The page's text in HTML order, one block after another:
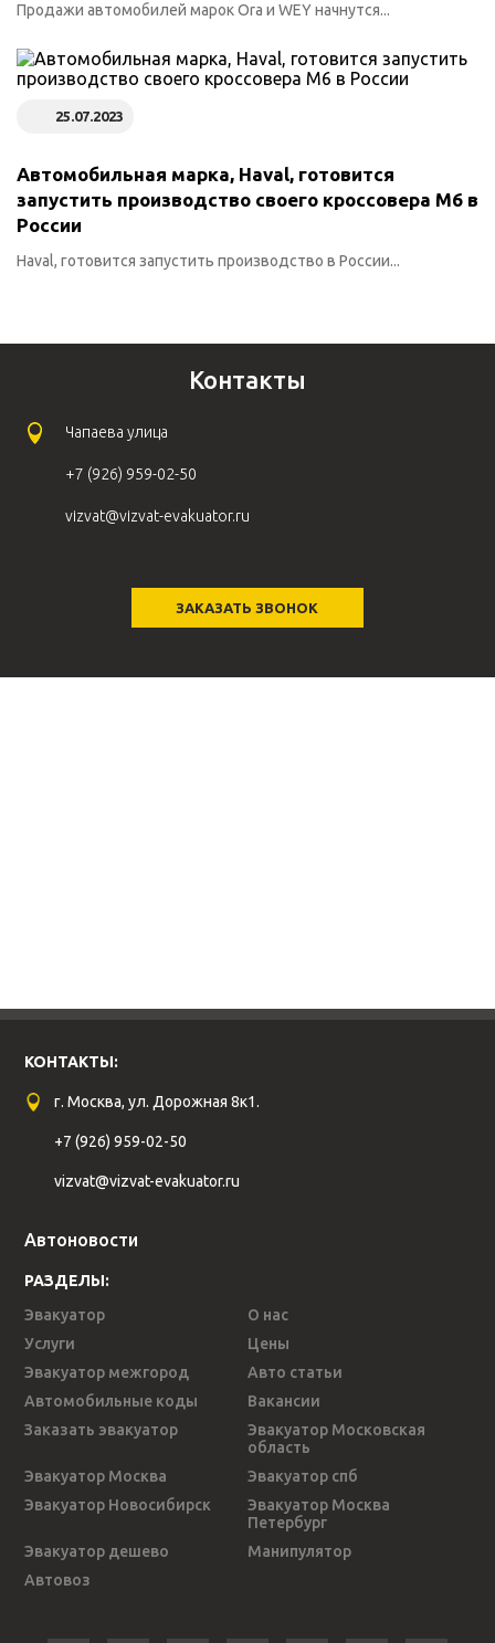
Продажи автомобилей марок Ora и WEY начнутся...
25.07.2023
Автомобильная марка, Haval, готовится
запустить производство своего кроссовера M6 в
России
Haval, готовится запустить производство в России...
Контакты
Чапаева улица
+7 (926) 959-02-50
vizvat@vizvat-evakuator.ru
ЗАКАЗАТЬ ЗВОНОК
КОНТАКТЫ:
г. Москва, ул. Дорожная 8к1.
+7 (926) 959-02-50
vizvat@vizvat-evakuator.ru
Автоновости
РАЗДЕЛЫ:
Эвакуатор
О нас
Услуги
Цены
Эвакуатор межгород
Авто статьи
Автомобильные коды
Вакансии
Заказать эвакуатор
Эвакуатор Московская
область
Эвакуатор Москва
Эвакуатор спб
Эвакуатор Новосибирск
Эвакуатор Москва
Петербург
Эвакуатор дешево
Манипулятор
Автовоз